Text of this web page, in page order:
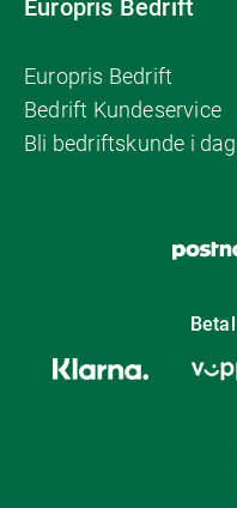
Europris Bedrift
Europris Bedrift
Bedrift Kundeservice
Bli bedriftskunde i